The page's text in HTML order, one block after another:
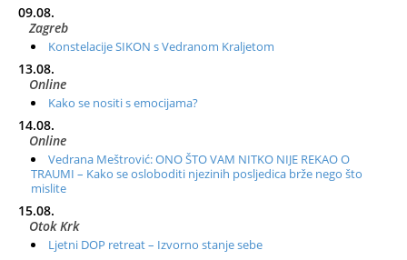
09.08.
Zagreb
Konstelacije SIKON s Vedranom Kraljetom
13.08.
Online
Kako se nositi s emocijama?
14.08.
Online
Vedrana Meštrović: ONO ŠTO VAM NITKO NIJE REKAO O
TRAUMI – Kako se osloboditi njezinih posljedica brže nego što
mislite
15.08.
Otok Krk
Ljetni DOP retreat – Izvorno stanje sebe